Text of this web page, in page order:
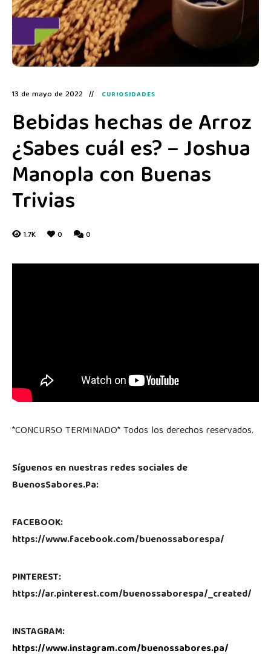
13 de mayo de 2022 CURIOSIDADES
Bebidas hechas de Arroz
¿Sabes cuál es? – Joshua
Manopla con Buenas
Trivias
1.7K 0 0
*CONCURSO TERMINADO* Todos los derechos reservados.
Síguenos en nuestras redes sociales de
BuenosSabores.Pa:
FACEBOOK:
https://www.facebook.com/buenossaborespa/
PINTEREST:
https://ar.pinterest.com/buenossaborespa/_created/
INSTAGRAM:
https://www.instagram.com/buenossabores.pa/